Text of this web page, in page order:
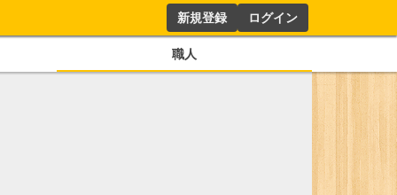
新規登録 ログイン
職人